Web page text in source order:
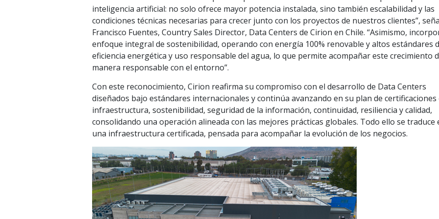
inteligencia artificial: no solo ofrece mayor potencia instalada, sino también escalabilidad y las
condiciones técnicas necesarias para crecer junto con los proyectos de nuestros clientes”,
Francisco Fuentes, Country Sales Director, Data Centers de Cirion en Chile. “Asimismo,
enfoque integral de sostenibilidad, operando con energía 100% renovable y altos estándares
eficiencia energética y uso responsable del agua, lo que permite acompañar este crecimiento
manera responsable con el entorno”.
Con este reconocimiento, Cirion reafirma su compromiso con el desarrollo de Data Centers
diseñados bajo estándares internacionales y continúa avanzando en su plan de certificaciones
infraestructura, sostenibilidad, seguridad de la información, continuidad, resiliencia y calidad,
consolidando una operación alineada con las mejores prácticas globales. Todo ello se traduce
una infraestructura certificada, pensada para acompañar la evolución de los negocios.